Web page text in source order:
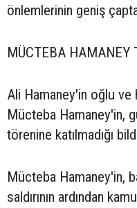
önlemlerinin geniş
MÜCTEBA HAMANEY
Ali Hamaney'in oğlu
Mücteba Hamaney'in,
törenine katılmadığı
Mücteba Hamaney'in,
saldırının ardından